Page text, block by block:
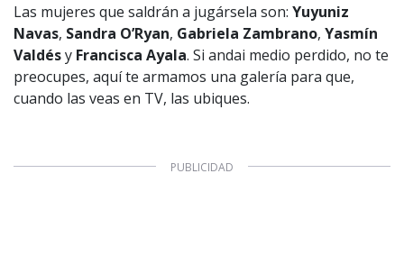
Las mujeres que saldrán a jugársela son: Yuyuniz
Navas, Sandra O’Ryan, Gabriela Zambrano, Yasmín
Valdésy Francisca Ayala. Si andai medio perdido, no te
preocupes, aquí te armamos una galería para que,
cuando las veas en TV, las ubiques.
CONTACTO COMERCIAL
Aviso legal
Política de privacidad |Política de Cookies
Configuración de Cookies
Valores Pautas publicitarias Presidenciales 2025